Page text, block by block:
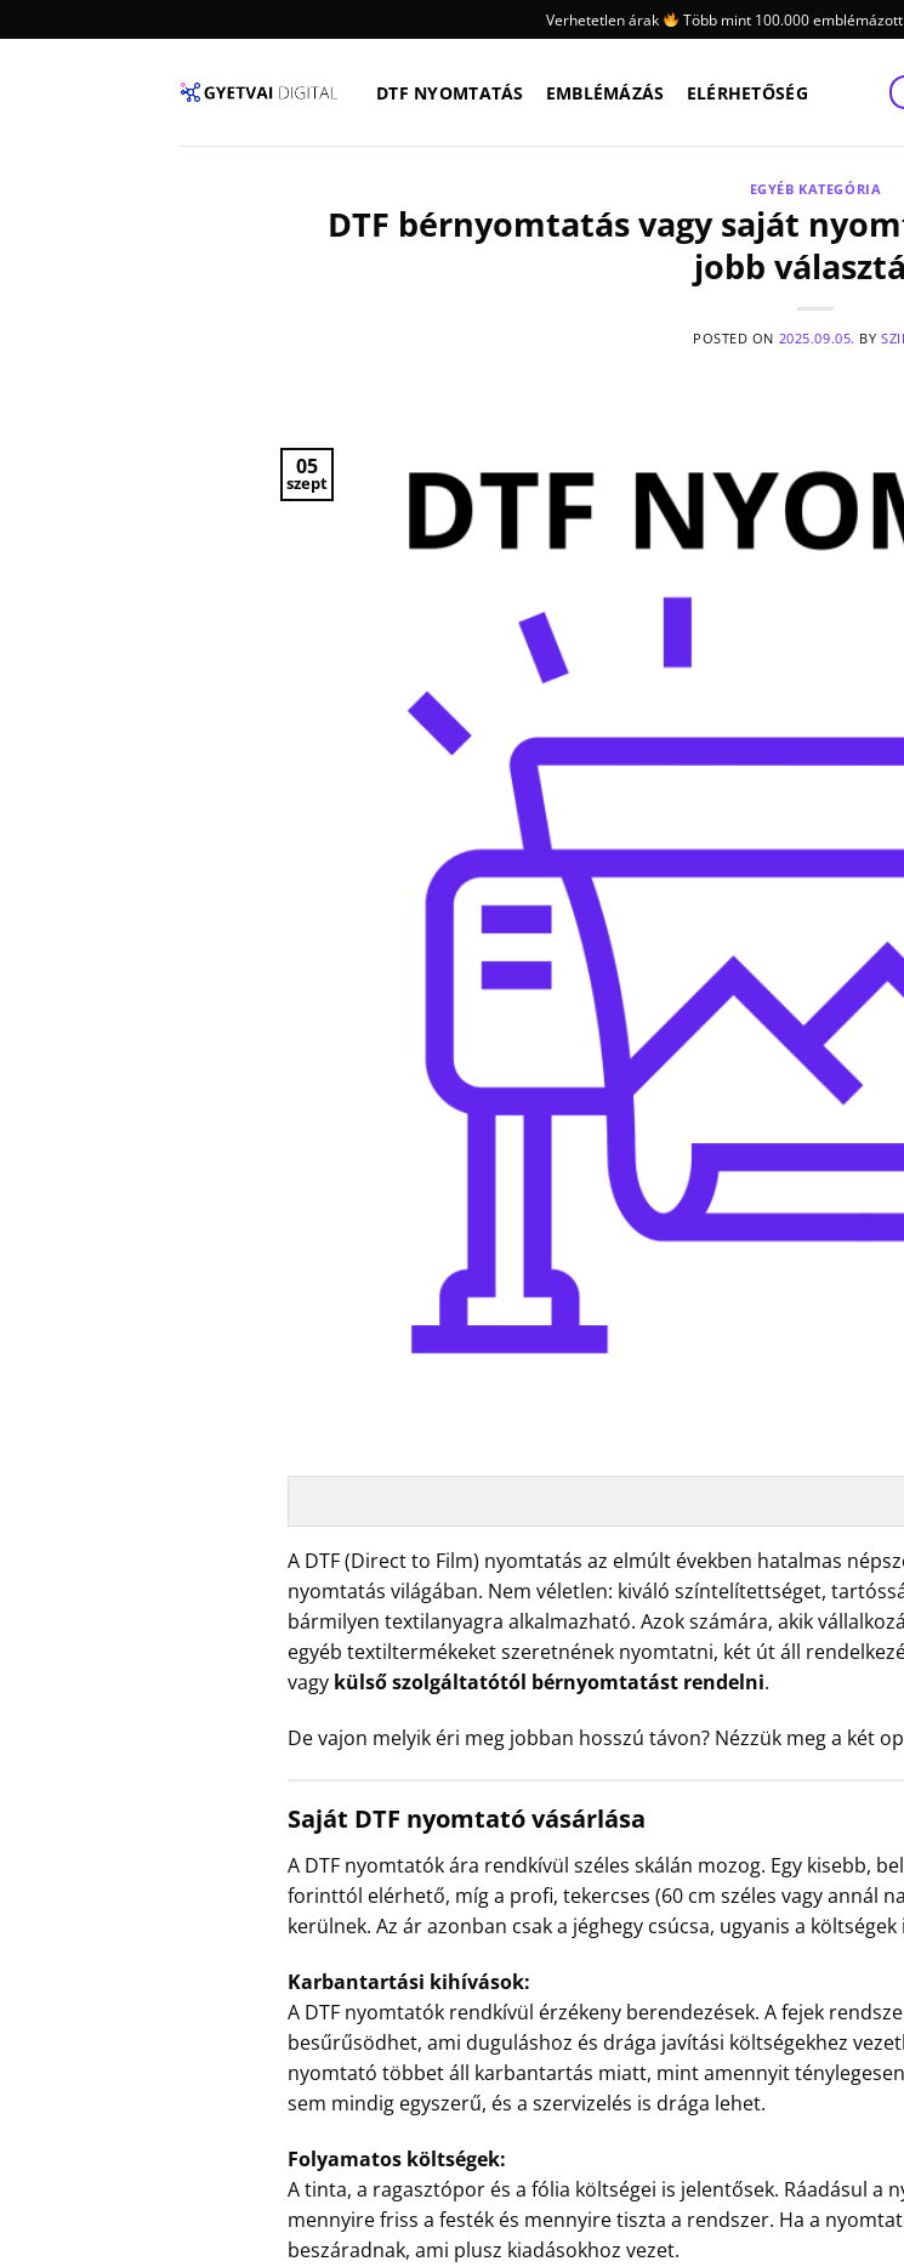
to
Verhetetlen árak Több mint 100.000
DTF NYOMTATÁS EMBLÉMÁZÁS ELÉRHETŐSÉG
EGYÉB KATEGÓRIA
DTF bérnyomtatás vagy saját
jobb
POSTED ON 2025.09.05. BY
05
szept
A DTF (Direct to Film) nyomtatás az elmúlt években hatalmas
nyomtatás világában. Nem véletlen: kiváló színtelítettséget,
bármilyen textilanyagra alkalmazható. Azok számára, akik
egyéb textiltermékeket szeretnének nyomtatni, két út áll
vagy külső szolgáltatótól bérnyomtatást rendelni.
De vajon melyik éri meg jobban hosszú távon? Nézzük meg a két
Saját DTF nyomtató vásárlása
A DTF nyomtatók ára rendkívül széles skálán mozog. Egy kisebb,
forinttól elérhető, míg a profi, tekercses (60 cm széles vagy annál
kerülnek. Az ár azonban csak a jéghegy csúcsa, ugyanis a
Karbantartási kihívások:
A DTF nyomtatók rendkívül érzékeny berendezések. A fejek
besűrűsödhet, ami duguláshoz és drága javítási költségekhez
nyomtató többet áll karbantartás miatt, mint amennyit
sem mindig egyszerű, és a szervizelés is drága lehet.
Folyamatos költségek:
A tinta, a ragasztópor és a fólia költségei is jelentősek. Ráadásul a
mennyire friss a festék és mennyire tiszta a rendszer. Ha a
beszáradnak, ami plusz kiadásokhoz vezet.